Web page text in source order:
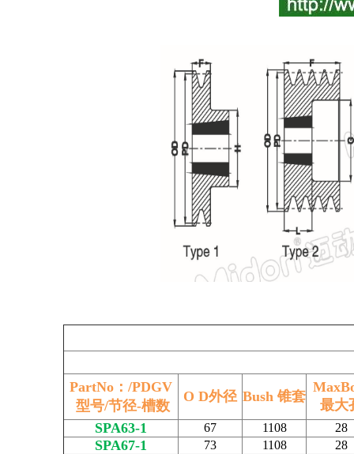
PartNo：/PDGV
型号/节径-槽数
O D外径 Bush 锥套
最大
SPA63-1
67 1108 28
SPA67-1 73 1108 28